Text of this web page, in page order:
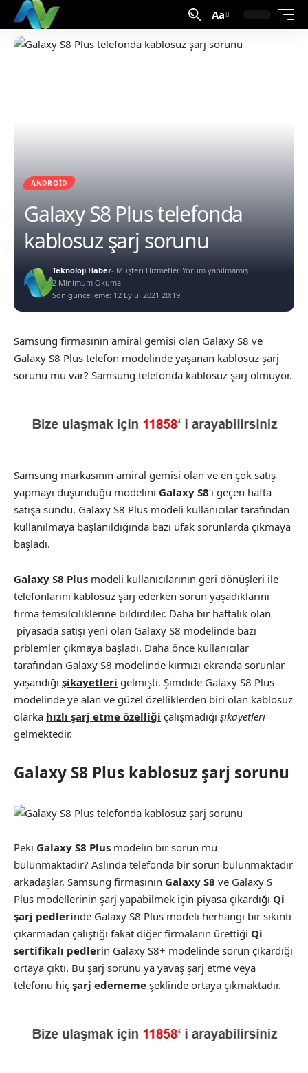
Aa
ANDROID
Galaxy S8 Plus telefonda
kablosuz şarj sorunu
Son güncelleme: 12 Eylül 2021 20:19
Teknoloji Haber- Müşteri HizmetleriYorum yapılmamış
2 Minimum Okuma
Samsung firmasının amiral gemisi olan Galaxy S8 ve
Galaxy S8 Plus telefon modelinde yaşanan kablosuz şarj
sorunu mu var? Samsung telefonda kablosuz şarj olmuyor.
Samsung markasının amiral gemisi olan ve en çok satış
yapmayı düşündüğü modelini Galaxy S8‘i geçen hafta
satışa sundu. Galaxy S8 Plus modeli kullanıcılar tarafından
kullanılmaya başlanıldığında bazı ufak sorunlarda çıkmaya
başladı.
Galaxy S8 Plus modeli kullanıcılarının geri dönüşleri ile
telefonlarını kablosuz şarj ederken sorun yaşadıklarını
firma temsilciliklerine bildirdiler. Daha bir haftalık olan
piyasada satışı yeni olan Galaxy S8 modelinde bazı
prblemler çıkmaya başladı. Daha önce kullanıcılar
tarafından Galaxy S8 modelinde kırmızı ekranda sorunlar
yaşandığı şikayetleri gelmişti. Şimdide Galaxy S8 Plus
modelinde ye alan ve güzel özelliklerden biri olan kablosuz
olarka hızlı şarj etme özelliği çalışmadığı şikayetleri
gelmektedir.
Galaxy S8 Plus kablosuz şarj sorunu
Peki Galaxy S8 Plus modelin bir sorun mu
bulunmaktadır? Aslında telefonda bir sorun bulunmaktadır
arkadaşlar, Samsung firmasının Galaxy S8 ve Galaxy S
Plus modellerinin şarj yapabilmek için piyasa çıkardığı Qi
şarj pedlerinde Galaxy S8 Plus modeli herhangi bir sıkıntı
çıkarmadan çalıştığı fakat diğer firmaların ürettiği Qi
sertifikalı pedlerin Galaxy S8+ modelinde sorun çıkardığı
ortaya çıktı. Bu şarj sorunu ya yavaş şarj etme veya
telefonu hiç şarj edememe şeklinde ortaya çıkmaktadır.